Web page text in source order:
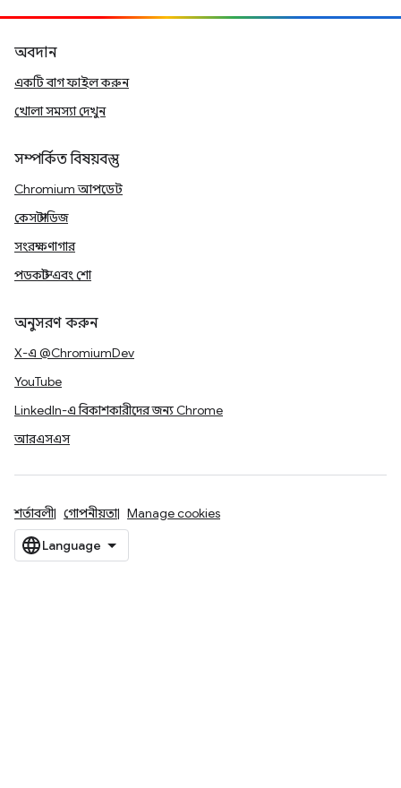
অবদান
একটি বাগ ফাইল করুন
খোলা সমস্যা দেখুন
সম্পর্কিত বিষয়বস্তু
Chromium আপডেট
কেস স্টাডিজ
সংরক্ষণাগার
পডকাস্ট এবং শো
অনুসরণ করুন
X-এ @ChromiumDev
YouTube
LinkedIn-এ বিকাশকারীদের জন্য Chrome
আরএসএস
শর্তাবলী গোপনীয়তা Manage cookies